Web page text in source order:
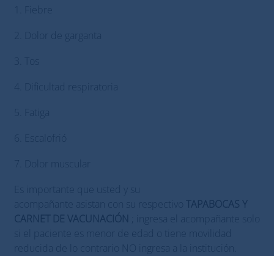
2. Dolor de garganta
4. Dificultad respiratoria
7. Dolor muscular
Es importante que usted y su
acompañante asistan con su respectivo
TAPABOCAS Y
CARNET DE VACUNACIÓN
reducida de lo contrario NO ingresa a la institución.